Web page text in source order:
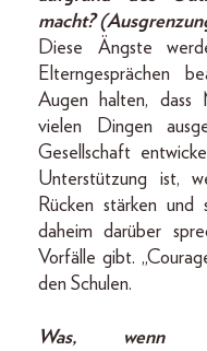
macht?
Diese Ängste
Elterngesprächen
Augen halten, dass
vielen Dingen
Gesellschaft
Unterstützung ist,
Rücken stärken und
daheim darüber
Vorfälle gibt.
den Schulen.
Was, wenn